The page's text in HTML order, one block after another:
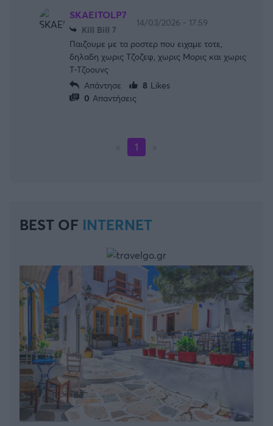
SKAEITOLP7
KiII BiII 7
14/03/2026 - 17:59
Παιζουμε με τα ροστερ που ειχαμε τοτε,
δηλαδη χωρις Τζοζεφ, χωρις Μορις και χωρις
Τ-Τζοουνς
Απάντησε
8 Likes
0 Απαντήσεις
1
BEST OF INTERNET